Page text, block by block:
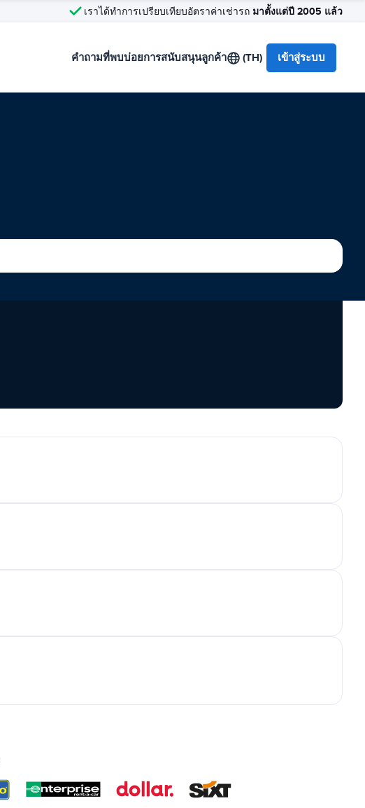
เราได้ทำการเปรียบเทียบอัตราค่าเช่ารถ มาตั้งแต่ปี 2005 แล้ว
คำถามที่พบบ่อยการสนับสนุนลูกค้า (TH) เข้าสู่ระบบ